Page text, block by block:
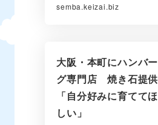
semba.keizai.biz
大阪・本町にハンバー
グ専門店 焼き石提供
「自分好みに育ててほ
しい」